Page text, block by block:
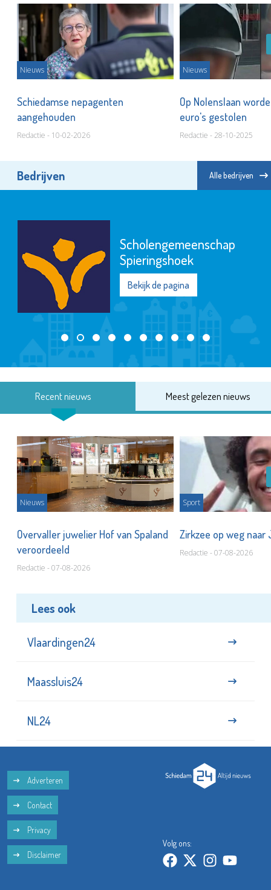
Nieuws
Schiedamse nepagenten
aangehouden
Redactie - 10-02-2026
Nieuws
Op Nolenslaan
euro's gestolen
Redactie - 28-10-2025
Bedrijven Alle bedrijven
Scholengemeenschap
Spieringshoek
Bekijk de pagina
Recent nieuws Meest gelezen nieuws
Nieuws
Overvaller juwelier Hof van Spaland
veroordeeld
Redactie - 07-08-2026
Sport
Zirkzee op weg
Redactie - 07-08-2026
Lees ook
Vlaardingen24
Maassluis24
NL24
Adverteren
Contact
Privacy
Disclaimer
Volg ons: